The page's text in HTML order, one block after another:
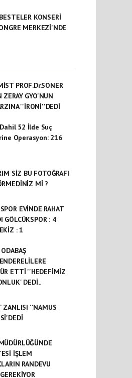
KONSERİ
MERKEZİ'NDE
PROF.Dr.SONER
ZERAY GYO'NUN
''İRONİ''DEDİ
52 İlde Suç
Operasyon: 216
SİZ BU FOTOĞRAFI
Mİ ?
EVİNDE RAHAT
GÖLCÜKSPOR : 4
: 1
ETTİ ''HEDEFİMİZ
DEDİ..
ZANLISI ''NAMUS
İŞLEM
RANDEVU